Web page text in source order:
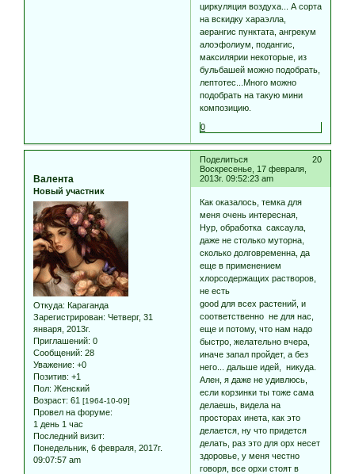
циркуляция воздуха... А сорта
на вскидку хараэлла,
аерангис пунктата, ангрекум
алоэфолиум, подангис,
максилярии некоторые, из
бульбашей можно подобрать,
лептотес...Много можно
подобрать на такую мини
композицию.
0
Поделиться
20
Воскресенье, 17 февраля,
2013г. 09:52:23 am
Валента
Новый участник
Откуда: Караганда
Зарегистрирован: Четверг, 31
января, 2013г.
Приглашений: 0
Сообщений: 28
Уважение: +0
Позитив: +1
Пол: Женский
Возраст: 61 [1964-10-09]
Провел на форуме:
1 день 1 час
Последний визит:
Понедельник, 6 февраля, 2017г.
09:07:57 am
Как оказалось, темка для
меня очень интересная,
Нур, обработка саксаула,
даже не столько муторна,
сколько долговременна, да
еще в применением
хлорсодержащих растворов,
не есть
good для всех растений, и
соответственно не для нас,
еще и потому, что нам надо
быстро, желательно вчера,
иначе запал пройдет, а без
него... дальше идей, никуда.
Ален, я даже не удивлюсь,
если корзинки ты тоже сама
делаешь, видела на
просторах инета, как это
делается, ну что придется
делать, раз это для орх несет
здоровье, у меня честно
говоря, все орхи стоят в